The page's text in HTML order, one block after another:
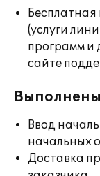
(услуги
программ и
сайте
Ввод
начальных
Доставка